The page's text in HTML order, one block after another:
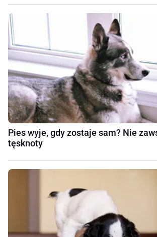
Pies wyje, gdy zostaje sam? Nie
tęsknoty